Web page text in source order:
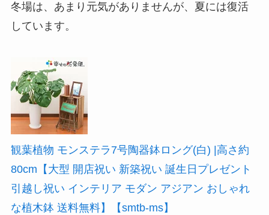
冬場は、あまり元気がありませんが、夏には復活
しています。
観葉植物 モンステラ7号陶器鉢ロング(白) |高さ約
80cm【大型 開店祝い 新築祝い 誕生日プレゼント
引越し祝い インテリア モダン アジアン おしゃれ
な植木鉢 送料無料】【smtb-ms】